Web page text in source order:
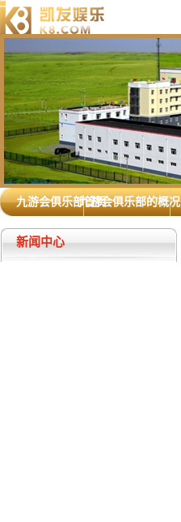
九游会俱乐部首页九游会俱乐部的概况
新闻中心